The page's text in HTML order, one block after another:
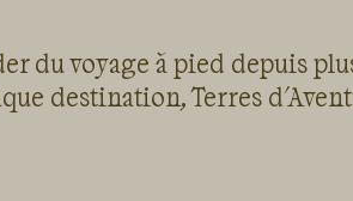
du voyage à pied depuis
destination, Terres